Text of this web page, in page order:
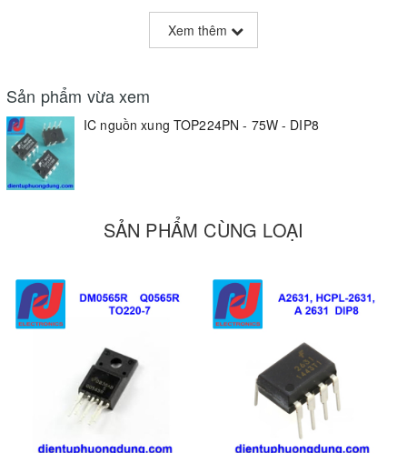
Xem thêm
Sản phẩm vừa xem
IC nguồn xung TOP224PN - 75W - DIP8
SẢN PHẨM CÙNG LOẠI